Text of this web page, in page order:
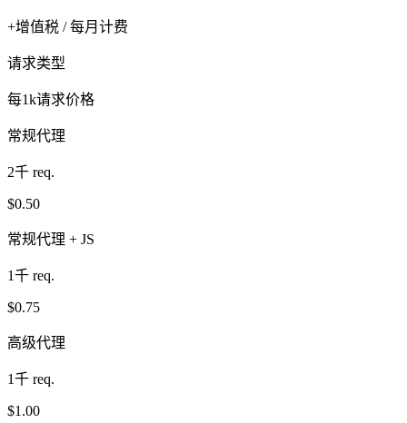
+增值税 / 每月计费
请求类型
每1k请求价格
常规代理
2千 req.
$0.50
常规代理 + JS
1千 req.
$0.75
高级代理
1千 req.
$1.00